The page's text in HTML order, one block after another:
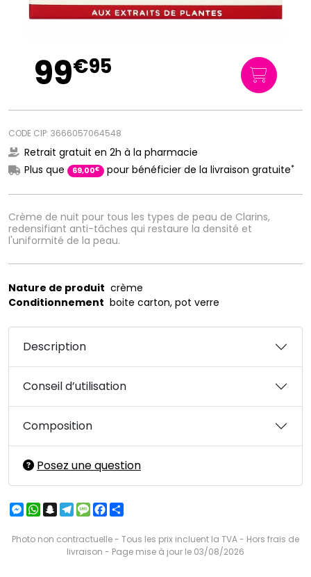
Crème de nuit pour tous les types de peau de Clarins,
redensifiant anti-tâches qui restaure la densité et
l'uniformité de la peau.
99€95
CODE CIP: 3666057064548
Retrait gratuit en 2h à la pharmacie
Plus que
69,00€ pour bénéficier de la livraison gratuite*
Nature de produit crème
Conditionnement boite carton, pot verre
Description
Conseil d’utilisation
Composition
Posez une question
Messenger
WhatsApp
Snapchat
Telegram
MessageFacebook
Photo non contractuelle - Tous les prix incluent la TVA - Hors frais de
livraison - Page mise à jour le 03/08/2026